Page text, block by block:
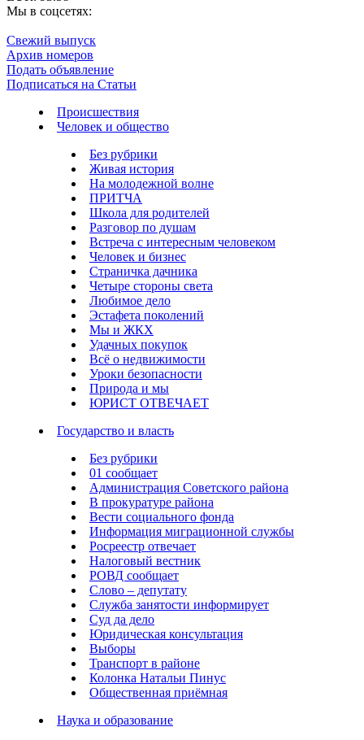
Мы в соцсетях:
Свежий выпуск
Архив номеров
Подать объявление
Подписаться на Статьи
Происшествия
Человек и общество
Без рубрики
Живая история
На молодежной волне
ПРИТЧА
Школа для родителей
Разговор по душам
Встреча с интересным человеком
Человек и бизнес
Страничка дачника
Четыре стороны света
Любимое дело
Эстафета поколений
Мы и ЖКХ
Удачных покупок
Всё о недвижимости
Уроки безопасности
Природа и мы
ЮРИСТ ОТВЕЧАЕТ
Государство и власть
Без рубрики
01 сообщает
Администрация Советского района
В прокуратуре района
Вести социального фонда
Информация миграционной службы
Росреестр отвечает
Налоговый вестник
РОВД сообщает
Слово – депутату
Служба занятости информирует
Суд да дело
Юридическая консультация
Выборы
Транспорт в районе
Колонка Натальи Пинус
Общественная приёмная
Наука и образование